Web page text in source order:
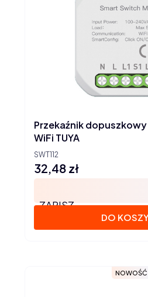
SWT112
Przekaźnik
WiFi TUYA
Cena
32,48 zł
ZAPISZ
DO
NOWOŚĆ